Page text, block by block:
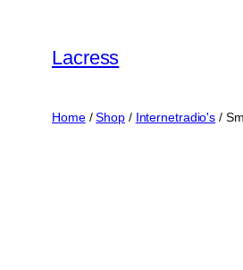
content
Lacress
Home/Shop/ Internetradio's /